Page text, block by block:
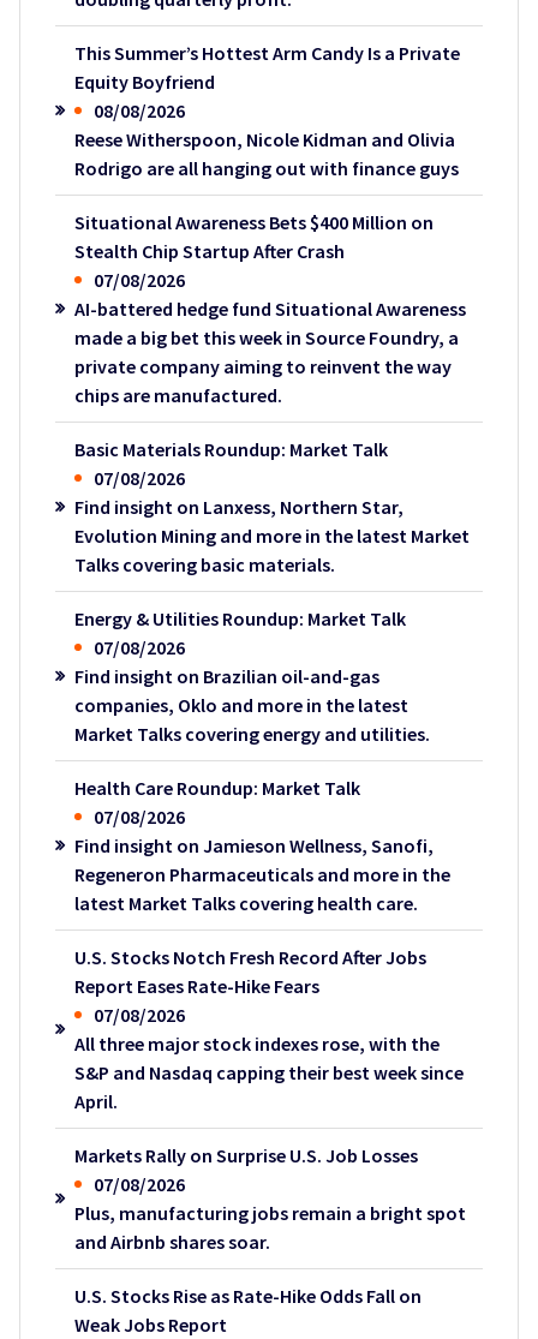
This Summer’s Hottest Arm Candy Is a Private
Equity Boyfriend
08/08/2026
Reese Witherspoon, Nicole Kidman and Olivia
Rodrigo are all hanging out with finance guys
Situational Awareness Bets $400 Million on
Stealth Chip Startup After Crash
07/08/2026
AI-battered hedge fund Situational Awareness
made a big bet this week in Source Foundry, a
private company aiming to reinvent the way
chips are manufactured.
Basic Materials Roundup: Market Talk
07/08/2026
Find insight on Lanxess, Northern Star,
Evolution Mining and more in the latest Market
Talks covering basic materials.
Energy & Utilities Roundup: Market Talk
07/08/2026
Find insight on Brazilian oil-and-gas
companies, Oklo and more in the latest
Market Talks covering energy and utilities.
Health Care Roundup: Market Talk
07/08/2026
Find insight on Jamieson Wellness, Sanofi,
Regeneron Pharmaceuticals and more in the
latest Market Talks covering health care.
U.S. Stocks Notch Fresh Record After Jobs
Report Eases Rate-Hike Fears
07/08/2026
All three major stock indexes rose, with the
S&P and Nasdaq capping their best week since
April.
Markets Rally on Surprise U.S. Job Losses
07/08/2026
Plus, manufacturing jobs remain a bright spot
and Airbnb shares soar.
U.S. Stocks Rise as Rate-Hike Odds Fall on
Weak Jobs Report